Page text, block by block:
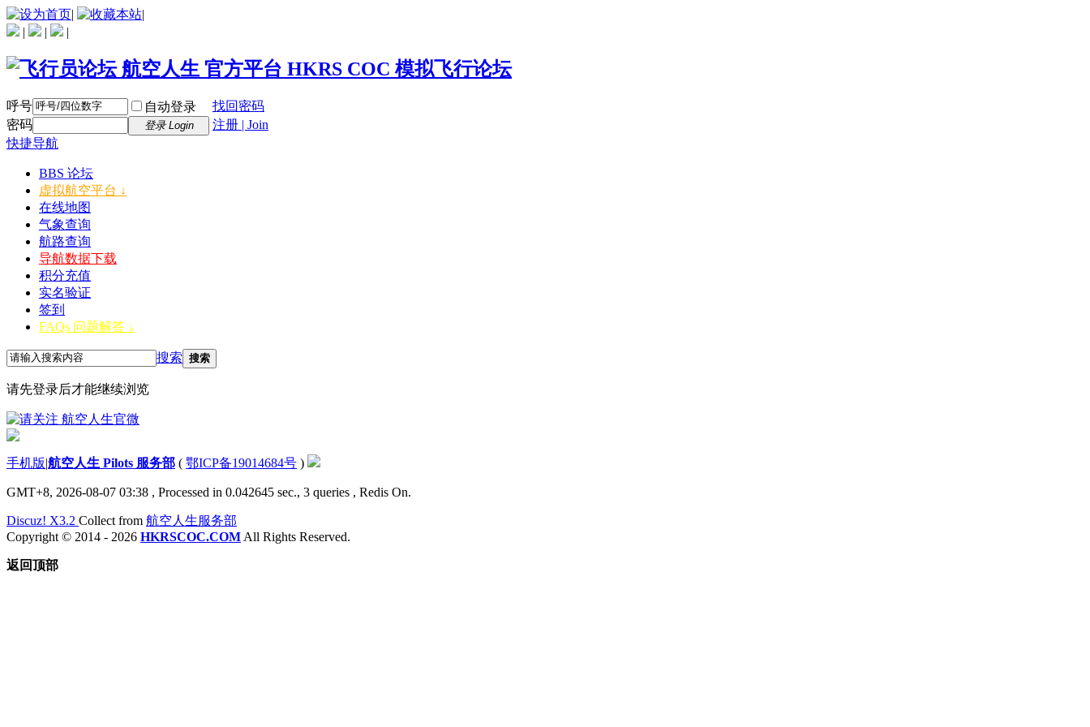
|
|
|
| |
呼号 自动登录
找回密码
密码
登录 Login
注册 | Join
快捷导航
BBS 论坛
虚拟航空平台 ↓
在线地图
气象查询
航路查询
导航数据下载
积分充值
实名验证
签到
FAQs 问题解答 ↓
搜索 搜索
请先登录后才能继续浏览
手机版|航空人生 Pilots 服务部 ( 鄂ICP备19014684号 )
GMT+8, 2026-08-07 03:38 , Processed in 0.042645 sec., 3 queries , Redis On.
Discuz! X3.2 Collect from 航空人生服务部
Copyright © 2014 - 2026 HKRSCOC.COM All Rights Reserved.
返回顶部